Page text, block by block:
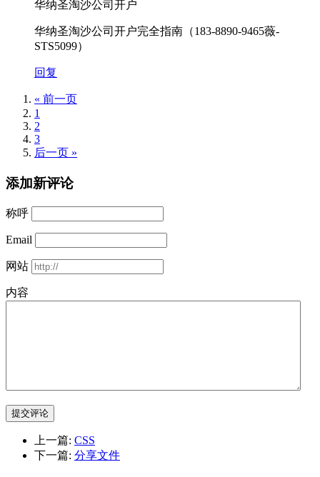
华纳圣淘沙公司开户
华纳圣淘沙公司开户完全指南（183-8890-9465薇-
STS5099）
回复
« 前一页
1
2
3
后一页 »
添加新评论
称呼
Email
网站
内容
提交评论
上一篇: CSS
下一篇: 分享文件